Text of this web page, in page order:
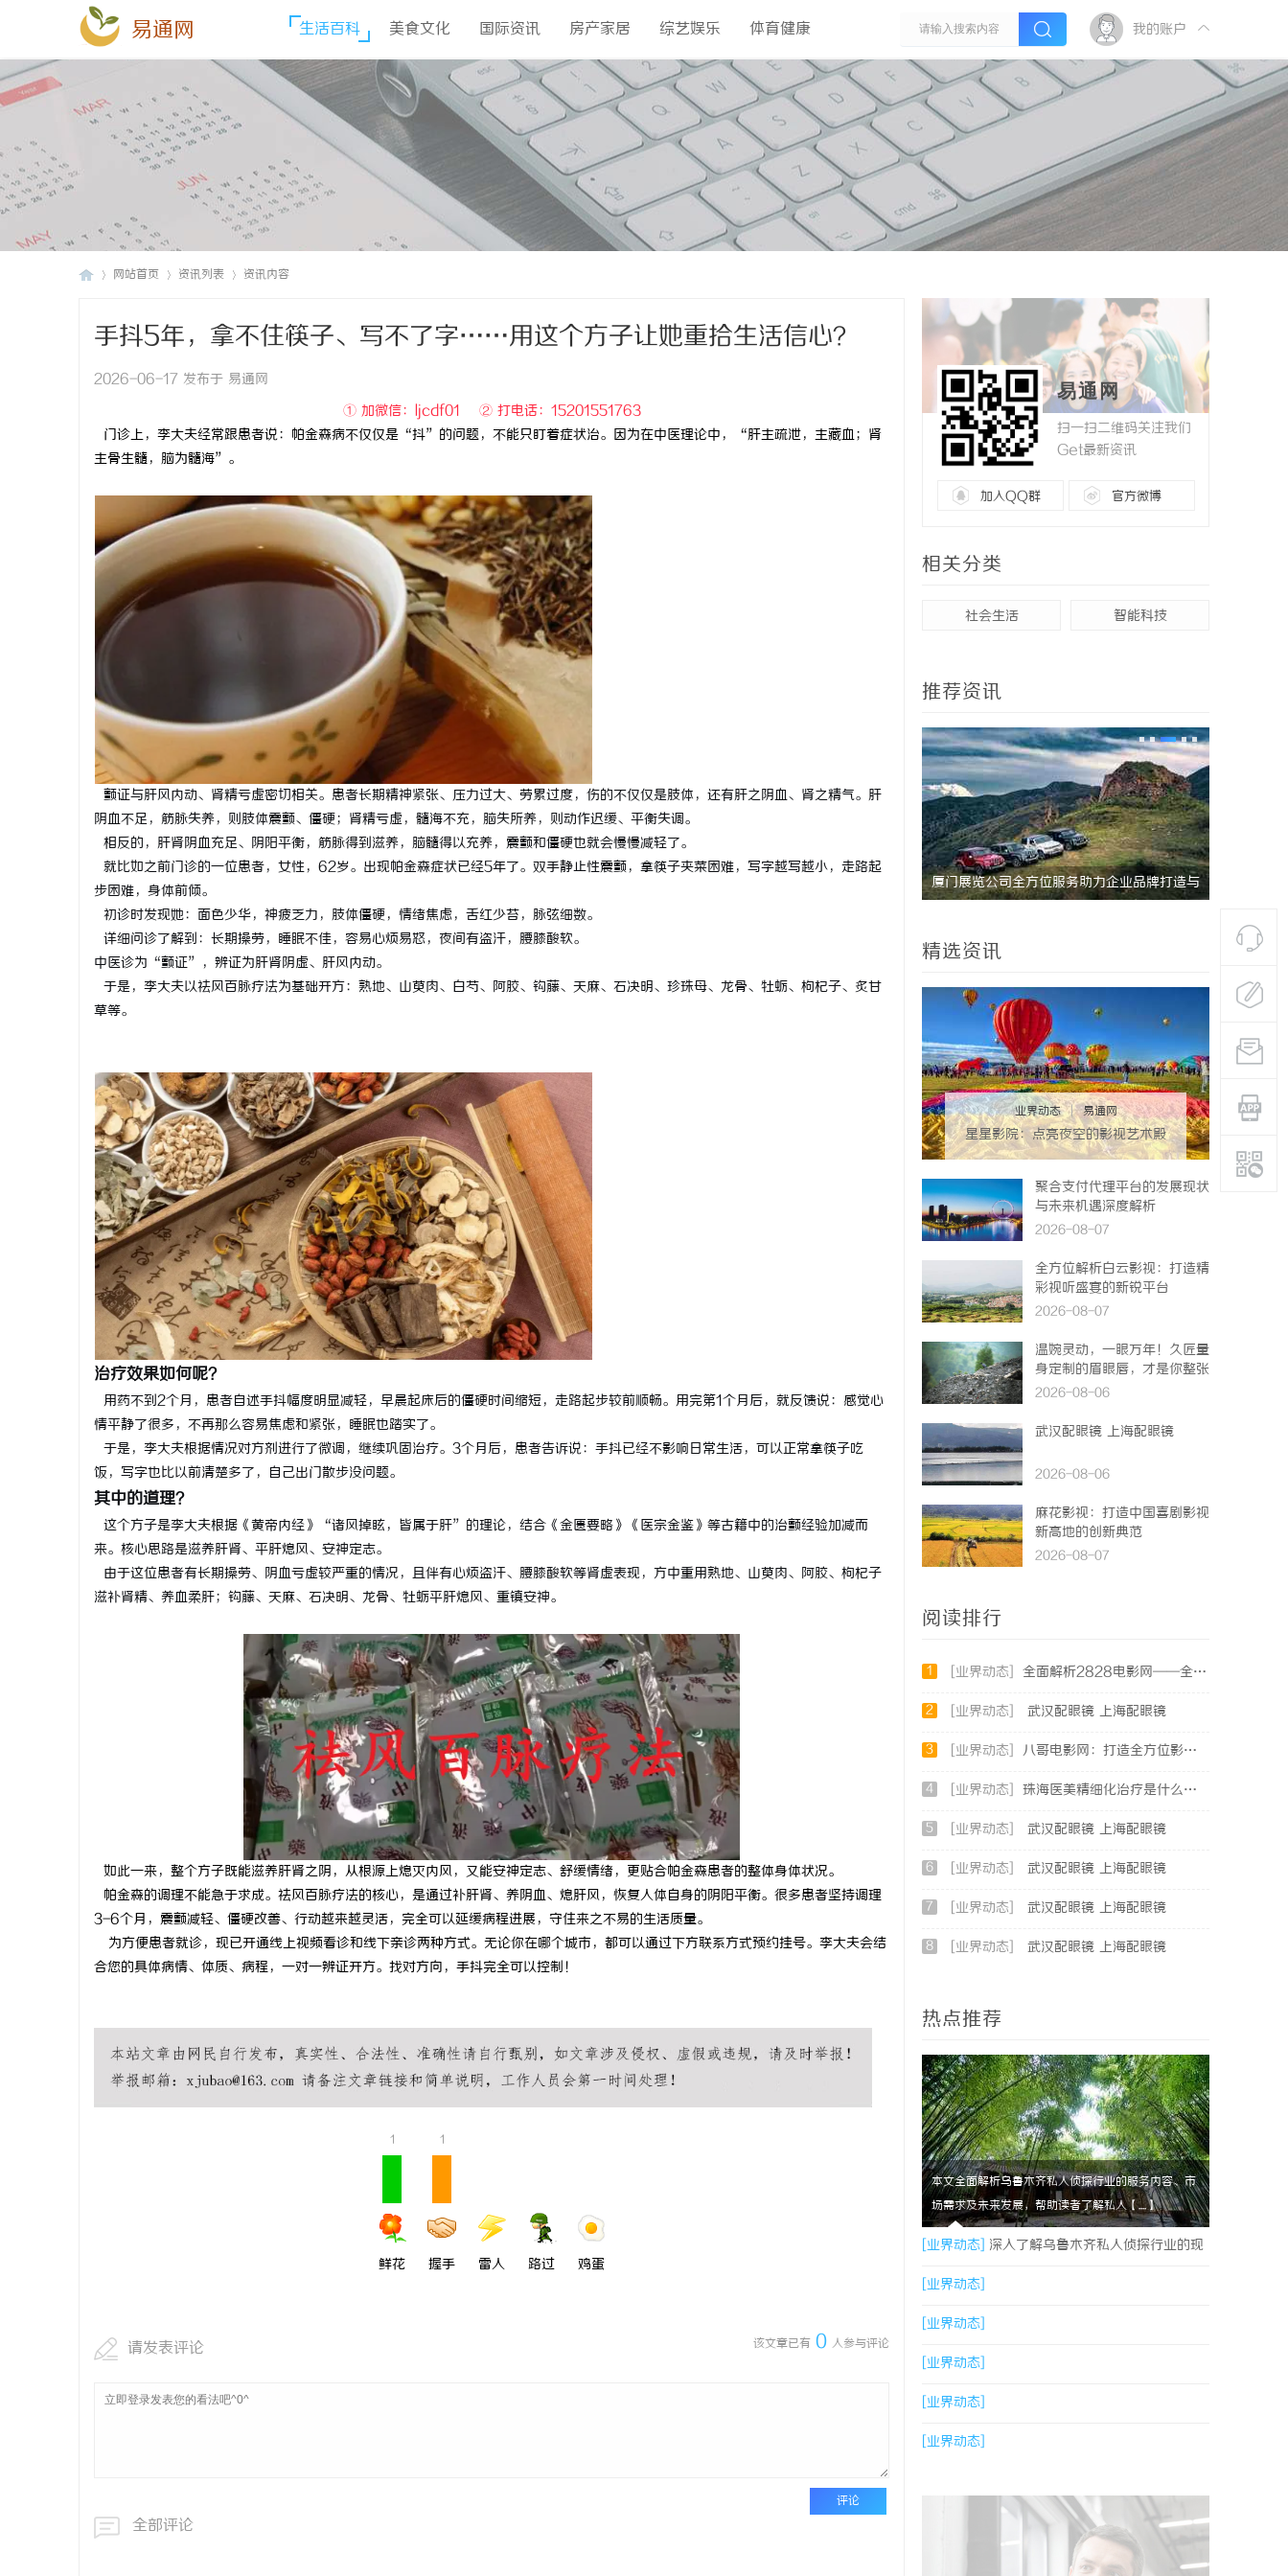
易通网 生活百科 美食文化 国际资讯 房产家居 综艺娱乐 体育健康 我的账户
网站首页 资讯列表 资讯内容
手抖5年，拿不住筷子、写不了字……用这个方子让她重拾生活信心？
2026-06-17 发布于 易通网
① 加微信：ljcdf01 ② 打电话：15201551763
门诊上，李大夫经常跟患者说：帕金森病不仅仅是“抖”的问题，不能只盯着症状治。因为在中医理论中，“肝主疏泄，主藏血；肾
主骨生髓，脑为髓海”。
颤证与肝风内动、肾精亏虚密切相关。患者长期精神紧张、压力过大、劳累过度，伤的不仅仅是肢体，还有肝之阴血、肾之精气。肝
阴血不足，筋脉失养，则肢体震颤、僵硬；肾精亏虚，髓海不充，脑失所养，则动作迟缓、平衡失调。
相反的，肝肾阴血充足、阴阳平衡，筋脉得到滋养，脑髓得以充养，震颤和僵硬也就会慢慢减轻了。
就比如之前门诊的一位患者，女性，62岁。出现帕金森症状已经5年了。双手静止性震颤，拿筷子夹菜困难，写字越写越小，走路起
步困难，身体前倾。
初诊时发现她：面色少华，神疲乏力，肢体僵硬，情绪焦虑，舌红少苔，脉弦细数。
详细问诊了解到：长期操劳，睡眠不佳，容易心烦易怒，夜间有盗汗，腰膝酸软。
中医诊为“颤证”，辨证为肝肾阴虚、肝风内动。
于是，李大夫以祛风百脉疗法为基础开方：熟地、山萸肉、白芍、阿胶、钩藤、天麻、石决明、珍珠母、龙骨、牡蛎、枸杞子、炙甘
草等。
治疗效果如何呢？
用药不到2个月，患者自述手抖幅度明显减轻，早晨起床后的僵硬时间缩短，走路起步较前顺畅。用完第1个月后，就反馈说：感觉心
情平静了很多，不再那么容易焦虑和紧张，睡眠也踏实了。
于是，李大夫根据情况对方剂进行了微调，继续巩固治疗。3个月后，患者告诉说：手抖已经不影响日常生活，可以正常拿筷子吃
饭，写字也比以前清楚多了，自己出门散步没问题。
其中的道理？
这个方子是李大夫根据《黄帝内经》“诸风掉眩，皆属于肝”的理论，结合《金匮要略》《医宗金鉴》等古籍中的治颤经验加减而
来。核心思路是滋养肝肾、平肝熄风、安神定志。
由于这位患者有长期操劳、阴血亏虚较严重的情况，且伴有心烦盗汗、腰膝酸软等肾虚表现，方中重用熟地、山萸肉、阿胶、枸杞子
滋补肾精、养血柔肝；钩藤、天麻、石决明、龙骨、牡蛎平肝熄风、重镇安神。
如此一来，整个方子既能滋养肝肾之阴，从根源上熄灭内风，又能安神定志、舒缓情绪，更贴合帕金森患者的整体身体状况。
帕金森的调理不能急于求成。祛风百脉疗法的核心，是通过补肝肾、养阴血、熄肝风，恢复人体自身的阴阳平衡。很多患者坚持调理
3-6个月，震颤减轻、僵硬改善、行动越来越灵活，完全可以延缓病程进展，守住来之不易的生活质量。
为方便患者就诊，现已开通线上视频看诊和线下亲诊两种方式。无论你在哪个城市，都可以通过下方联系方式预约挂号。李大夫会结
合您的具体病情、体质、病程，一对一辨证开方。找对方向，手抖完全可以控制！
1
鲜花
1
握手 雷人 路过 鸡蛋
该文章已有 0 人参与评论
请发表评论
评论
全部评论
易通网
扫一扫二维码关注我们
Get最新资讯
加入QQ群 官方微博
相关分类
社会生活 智能科技
推荐资讯
法律困境
厦门展览公司全方位服务助力企业品牌打造与
精选资讯
业界动态 | 易通网
星星影院：点亮夜空的影视艺术殿
堂
聚合支付代理平台的发展现状
与未来机遇深度解析
2026-08-07
全方位解析白云影视：打造精
彩视听盛宴的新锐平台
2026-08-07
温婉灵动，一眼万年！久匠量
身定制的眉眼唇，才是你整张
脸的点睛之笔！淡颜系女生的
2026-08-06
武汉配眼镜 上海配眼镜
2026-08-06
麻花影视：打造中国喜剧影视
新高地的创新典范
2026-08-07
阅读排行
1 [业界动态] 全面解析2828电影网——全方位提升你的观影体验平台
2 [业界动态] 武汉配眼镜 上海配眼镜
3 [业界动态] 八哥电影网：打造全方位影视娱乐新体验的平台解析
4 [业界动态] 珠海医美精细化治疗是什么？珠海专业医美机构筛选标准科普
5 [业界动态] 武汉配眼镜 上海配眼镜
6 [业界动态] 武汉配眼镜 上海配眼镜
7 [业界动态] 武汉配眼镜 上海配眼镜
8 [业界动态] 武汉配眼镜 上海配眼镜
热点推荐
本文全面解析乌鲁木齐私人侦探行业的服务内容、市
场需求及未来发展，帮助读者了解私人【....】
[业界动态] 深入了解乌鲁木齐私人侦探行业的现
状与发展趋势
[业界动态]
[业界动态]
[业界动态]
[业界动态]
[业界动态]